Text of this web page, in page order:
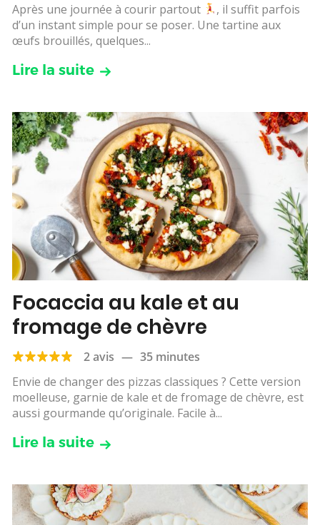
Après une journée à courir partout
, il suffit parfois
d’un instant simple pour se poser. Une tartine aux
œufs brouillés, quelques...
Lire la suite
Focaccia au kale et au
fromage de chèvre
2 avis — 35 minutes
Envie de changer des pizzas classiques ? Cette version
moelleuse, garnie de kale et de fromage de chèvre, est
aussi gourmande qu’originale. Facile à...
Lire la suite